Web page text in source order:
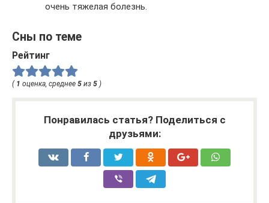
очень тяжелая болезнь.
Сны по теме
Рейтинг
( 1 оценка, среднее 5 из 5 )
Понравилась статья? Поделиться с
друзьями: